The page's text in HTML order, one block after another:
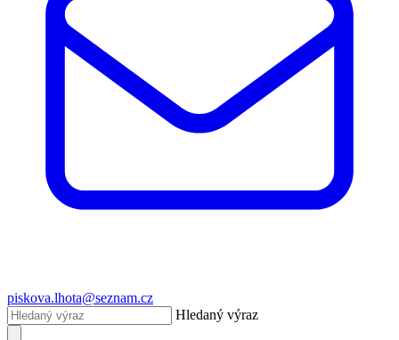
piskova.lhota@seznam.cz
Hledaný výraz